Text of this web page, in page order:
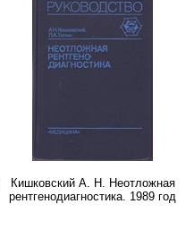
Кишковский А. Н. Неотложная
рентгенодиагностика. 1989 год